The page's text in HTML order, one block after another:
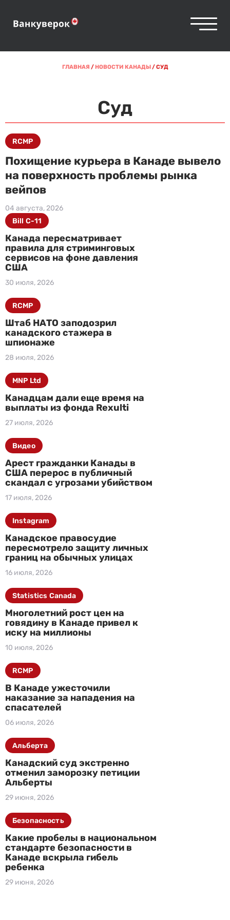
ГЛАВНАЯ /НОВОСТИ КАНАДЫ/СУД
Суд
Похищение курьера в Канаде вывело
на поверхность проблемы рынка
вейпов
04 августа, 2026
RCMP
Канада пересматривает
правила для стриминговых
сервисов на фоне давления
США
30 июля, 2026
Bill C-11
Штаб НАТО заподозрил
канадского стажера в
шпионаже
28 июля, 2026
RCMP
Канадцам дали еще время на
выплаты из фонда Rexulti
27 июля, 2026
MNP Ltd
Арест гражданки Канады в
США перерос в публичный
скандал с угрозами убийством
17 июля, 2026
Видео
Канадское правосудие
пересмотрело защиту личных
границ на обычных улицах
16 июля, 2026
Instagram
Многолетний рост цен на
говядину в Канаде привел к
иску на миллионы
10 июля, 2026
Statistics Canada
В Канаде ужесточили
наказание за нападения на
спасателей
06 июля, 2026
RCMP
Канадский суд экстренно
отменил заморозку петиции
Альберты
29 июня, 2026
Альберта
Какие пробелы в национальном
стандарте безопасности в
Канаде вскрыла гибель
ребенка
29 июня, 2026
Безопасность